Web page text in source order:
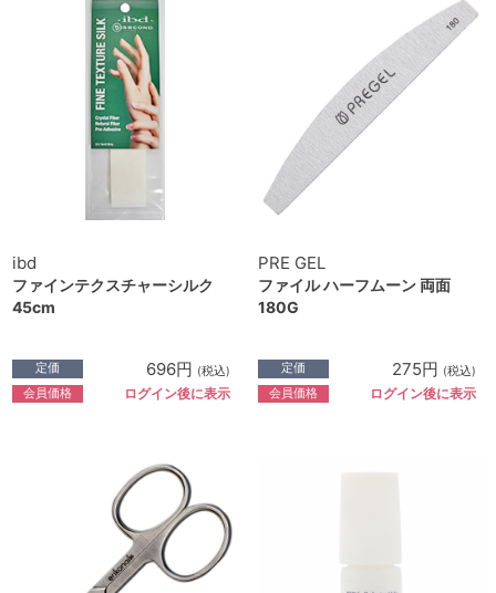
ibd
ファインテクスチャーシルク
45cm
定価 696円 (税込)
会員価格 ログイン後に表示
PRE GEL
ファイル ハーフムーン 両面
180G
定価 275円 (税込)
会員価格 ログイン後に表示